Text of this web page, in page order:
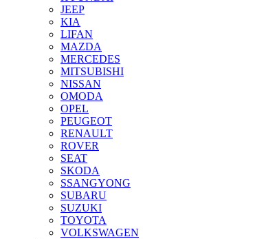
JEEP
KIA
LIFAN
MAZDA
MERCEDES
MITSUBISHI
NISSAN
OMODA
OPEL
PEUGEOT
RENAULT
ROVER
SEAT
SKODA
SSANGYONG
SUBARU
SUZUKI
TOYOTA
VOLKSWAGEN